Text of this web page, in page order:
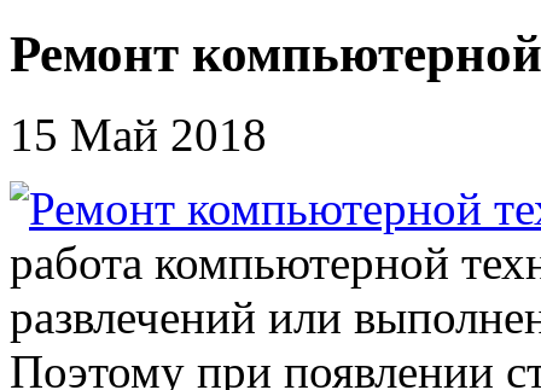
Ремонт
15 Май 2018
работа компьютерной
развлечений или
Поэтому при появлении